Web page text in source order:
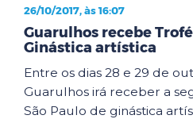
26/10/2017, às 16:07
Guarulhos recebe
Ginástica artística
Entre os dias 28 e 29 de
Guarulhos irá receber a
São Paulo de ginástica